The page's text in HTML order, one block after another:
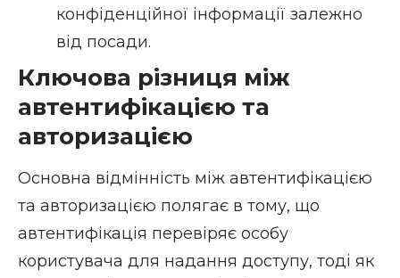
конфіденційної інформації залежно
від посади.
Ключова різниця між
автентифікацією та
авторизацією
Основна відмінність між автентифікацією
та авторизацією полягає в тому, що
автентифікація перевіряє особу
користувача для надання доступу, тоді як